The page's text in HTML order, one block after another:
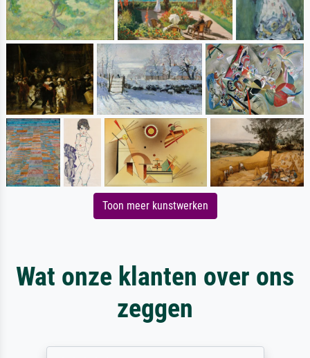
Toon meer kunstwerken
Wat onze klanten over ons
zeggen